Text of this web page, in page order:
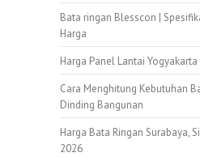
Bata ringan Blesscon |
Harga
Harga Panel Lantai
Cara Menghitung Kebutuhan
Dinding Bangunan
Harga Bata Ringan Surabaya,
2026